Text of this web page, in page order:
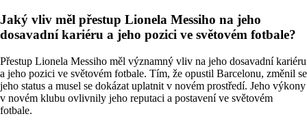
Jaký vliv měl přestup Lionela Messiho na jeho
dosavadní kariéru a jeho pozici ve světovém fotbale?
Přestup Lionela Messiho měl významný vliv na jeho dosavadní kariéru
a jeho pozici ve světovém fotbale. Tím, že opustil Barcelonu, změnil se
jeho status a musel se dokázat uplatnit v novém prostředí. Jeho výkony
v novém klubu ovlivnily jeho reputaci a postavení ve světovém
fotbale.